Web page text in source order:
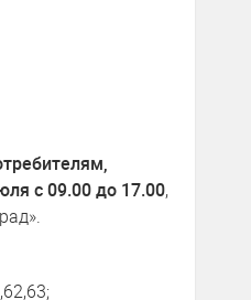
с 09.00 до 17.00,